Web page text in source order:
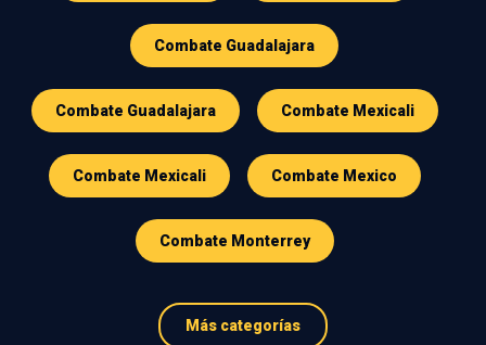
Combate Guadalajara
Combate Guadalajara Combate Mexicali
Combate Mexicali Combate Mexico
Combate Monterrey
Más categorías